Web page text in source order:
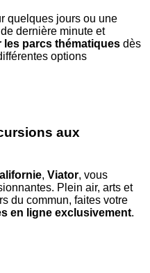
quelques jours ou une
dernière minute et
parcs thématiques dès
options
aux
, Viator, vous
Plein air, arts et
du commun, faites votre
en ligne exclusivement.